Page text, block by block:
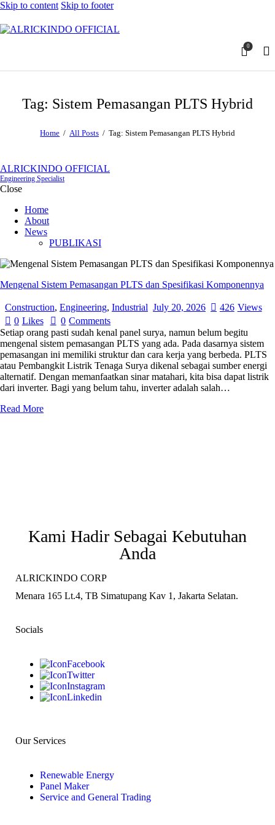
Skip to content Skip to footer
0
Tag: Sistem Pemasangan PLTS Hybrid
Home All Posts Tag: Sistem Pemasangan PLTS Hybrid
ALRICKINDO OFFICIAL
Engineering Specialist
Close
Home
About
News
PUBLIKASI
Mengenal Sistem Pemasangan PLTS dan Spesifikasi Komponennya
Construction, Engineering, Industrial July 20, 2026 426 Views
0 Likes 0 Comments
Setiap orang pasti sudah kenal panel surya, namun belum begitu
mengenal sistem pemasangan PLTS yang ada. Pada dasarnya sistem
pemasangan ini memiliki struktur dan cara kerja yang berbeda. PLTS
atau Pembangkit Listrik Tenaga Surya dikenal sebagai sumber energi
alternatif. Dengan memanfaatkan sinar matahari, kita bisa dapat listrik
dari inverter. Bagi yang belum tahu, inverter adalah salah…
Read More
Kami Hadir Sebagai Kebutuhan
Anda
ALRICKINDO CORP
Menara 165 Lt.4, TB Simatupang Kav 1, Jakarta Selatan.
Socials
Facebook
Twitter
Instagram
Linkedin
Our Services
Renewable Energy
Panel Maker
Service and General Trading